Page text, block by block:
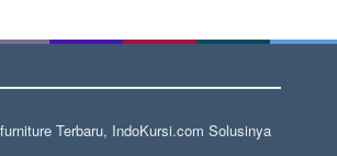
Terbaru, IndoKursi.com Solusinya